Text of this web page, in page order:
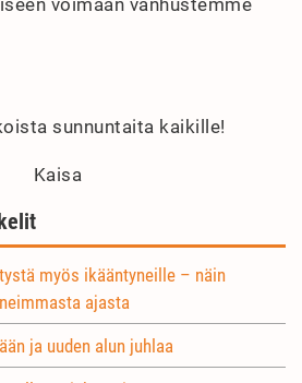
voimaan vanhustemme
sunnuntaita kaikille!
Kaisa
myös ikääntyneille – näin
ajasta
ja uuden alun juhlaa